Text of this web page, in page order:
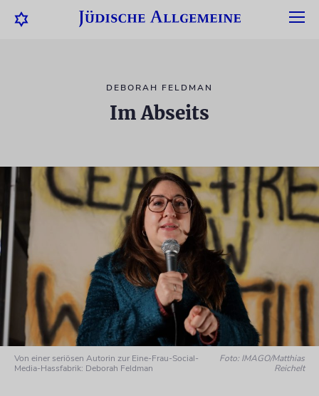
DEBORAH FELDMAN
Im Abseits
Von einer seriösen Autorin zur Eine-Frau-Social-
Media-Hassfabrik: Deborah Feldman
Foto: IMAGO/Matthias
Reichelt